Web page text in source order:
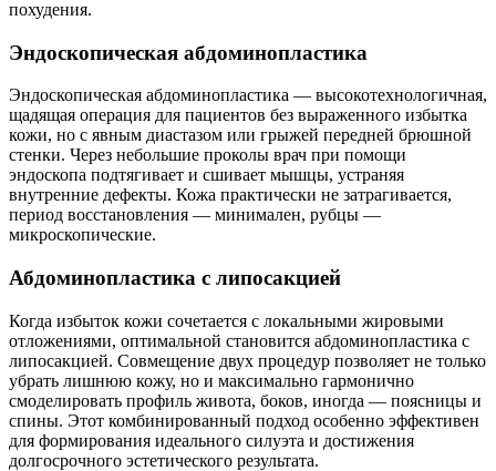
похудения.
Эндоскопическая абдоминопластика
Эндоскопическая абдоминопластика — высокотехнологичная,
щадящая операция для пациентов без выраженного избытка
кожи, но с явным диастазом или грыжей передней брюшной
стенки. Через небольшие проколы врач при помощи
эндоскопа подтягивает и сшивает мышцы, устраняя
внутренние дефекты. Кожа практически не затрагивается,
период восстановления — минимален, рубцы —
микроскопические.
Абдоминопластика с липосакцией
Когда избыток кожи сочетается с локальными жировыми
отложениями, оптимальной становится абдоминопластика с
липосакцией. Совмещение двух процедур позволяет не только
убрать лишнюю кожу, но и максимально гармонично
смоделировать профиль живота, боков, иногда — поясницы и
спины. Этот комбинированный подход особенно эффективен
для формирования идеального силуэта и достижения
долгосрочного эстетического результата.